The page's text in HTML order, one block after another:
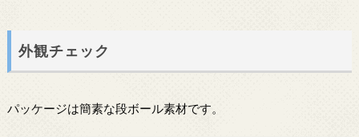
外観チェック
パッケージは簡素な段ボール素材です。